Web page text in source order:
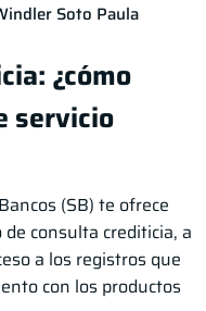
Soto Paula
¿cómo
servicio
(SB) te ofrece
consulta crediticia, a
a los registros que
con los productos